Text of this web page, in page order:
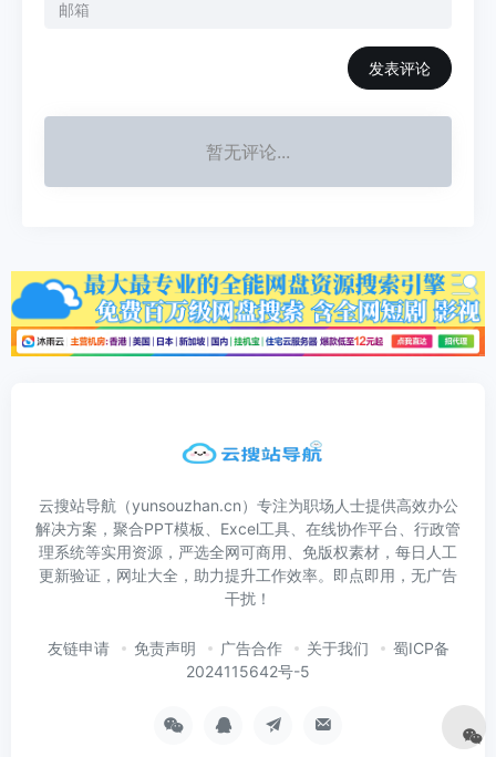
发表评论
暂无评论...
云搜站导航（yunsouzhan.cn）专注为职场人士提供高效办公
解决方案，聚合PPT模板、Excel工具、在线协作平台、行政管
理系统等实用资源，严选全网可商用、免版权素材，每日人工
更新验证，网址大全，助力提升工作效率。即点即用，无广告
干扰！
友链申请 免责声明 广告合作 关于我们
蜀ICP备
2024115642号-5